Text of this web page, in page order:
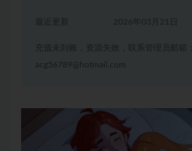
2026年03月21日
充值未到账，资源失效，联系管理员邮箱：
acg56789@hotmail.com